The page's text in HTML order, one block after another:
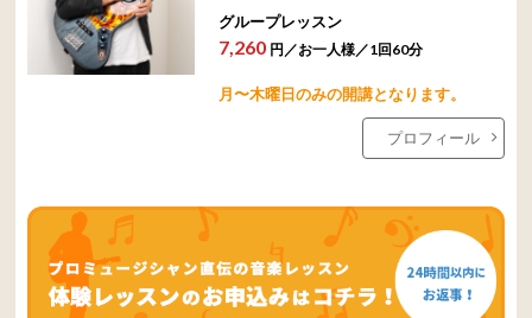
グループレッスン
7,260 円／お一人様／1回60分
月〜木曜日のみの開講となります。
プロフィール